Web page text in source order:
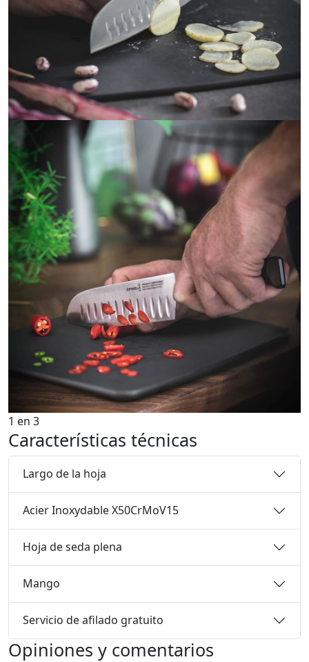
1 en 3
Características técnicas
Largo de la hoja
Acier Inoxydable X50CrMoV15
Hoja de seda plena
Mango
Servicio de afilado gratuito
Opiniones y comentarios